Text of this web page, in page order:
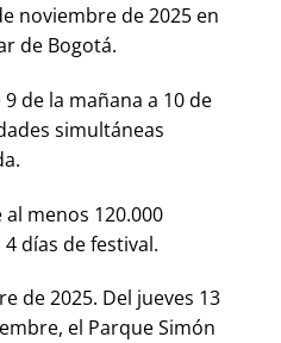
noviembre de 2025 en
de Bogotá.
de la mañana a 10 de
simultáneas
al menos 120.000
días de festival.
de 2025. Del jueves 13
el Parque Simón